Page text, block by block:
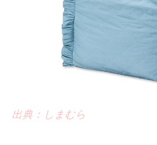
出典：しまむら